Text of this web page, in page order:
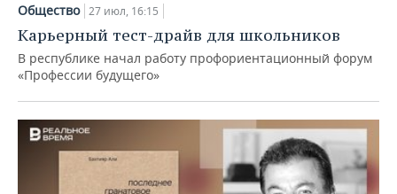
Общество 27 июл, 16:15
Карьерный тест-драйв для школьников
В республике начал работу профориентационный форум
«Профессии будущего»